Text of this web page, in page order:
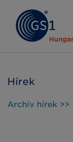
Hírek
Archív hírek >>